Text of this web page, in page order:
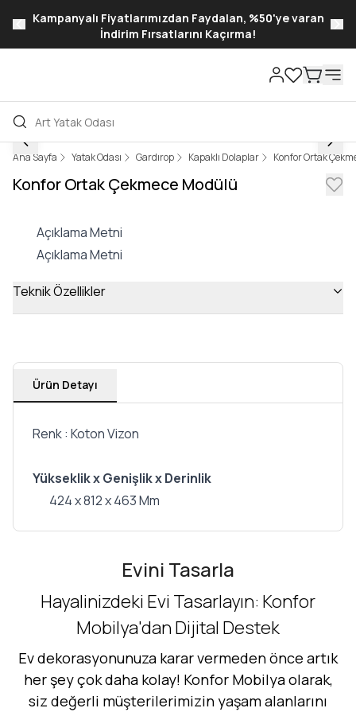
Kampanyalı Fiyatlarımızdan Faydalan, %50'ye varan
İndirim Fırsatlarını Kaçırma!
Ana Sayfa Yatak Odası Gardırop Kapaklı Dolaplar Konfor Ortak
Konfor Ortak Çekmece Modülü
Açıklama Metni
Açıklama Metni
Teknik Özellikler
Ürün Detayı
Renk : Koton Vizon
Yükseklik x Genişlik x Derinlik
424 x 812 x 463 Mm
Evini Tasarla
Hayalinizdeki Evi Tasarlayın: Konfor
Mobilya'dan Dijital Destek
Ev dekorasyonunuza karar vermeden önce artık
her şey çok daha kolay! Konfor Mobilya olarak,
siz değerli müşterilerimizin yaşam alanlarını